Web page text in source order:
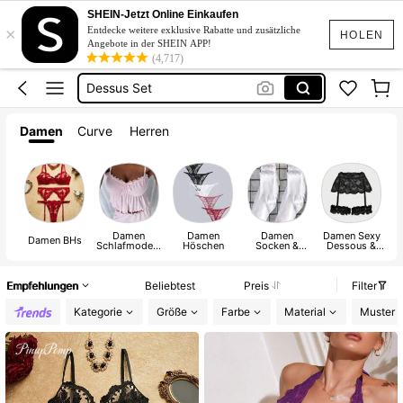
HOLEN
×
SHEIN-Jetzt Online Einkaufen
Entdecke weitere exklusive Rabatte und zusätzliche
Angebote in der SHEIN APP!
(4,717)
Bh
Unterwäsche Set
Tanga
Dessus Set
Damen Curve Herren
Damen BHs Damen
Schlafmode &
Damen
Höschen
Damen
Socken &
Damen Sexy
Dessous &
Empfehlungen Beliebtest Preis
Filter
Kategorie
Größe Farbe Material Muster